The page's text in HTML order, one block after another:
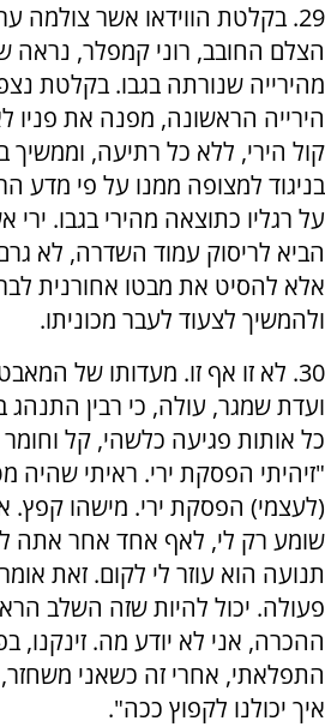
29. בקלטת הווידאו אשר צולמה
הצלם החובב, רוני קמפלר, נראה
מהירייה שנורתה בגבו. בקלטת
הירייה הראשונה, מפנה את פניו
קול הירי, ללא כל רתיעה, וממשיך
בניגוד למצופה ממנו על פי מדע
על רגליו כתוצאה מהירי בגבו. ירי
הביא לריסוק עמוד השדרה, לא גרם
אלא להסיט את מבטו אחורנית
ולהמשיך לצעוד לעבר מכוניתו.
30. לא זו אף זו. מעדותו של
ועדת שמגר, עולה, כי רבין התנהג
כל אותות פגיעה כלשהי, קל
"זיהיתי הפסקת ירי. ראיתי שהיה
(לעצמי) הפסקת ירי. מישהו קפץ.
שומע רק לי, לאף אחד אחר אתה
תנועה הוא עוזר לי לקום. זאת
פעולה. יכול להיות שזה השלב
ההכרה, אני לא יודע מה. זינקנו,
התפלאתי, אחרי זה כשאני משחזר,
איך יכולנו לקפוץ ככה".